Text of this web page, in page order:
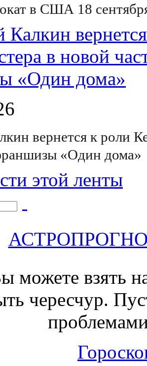
в США 18
вернется к роли
«Один дома»
этой ленты
можете взять
чересчур.